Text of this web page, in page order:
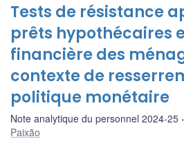
Tests de résistance
prêts hypothécaires
financière des
contexte de
politique monétaire
Note analytique du personnel 2024-25
Paixão